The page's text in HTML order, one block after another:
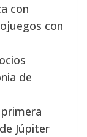
con
con
de
Júpiter